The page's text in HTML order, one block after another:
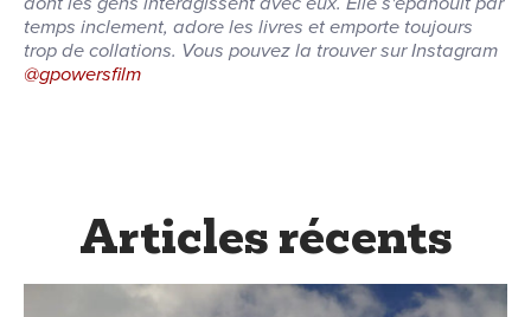
temps inclement, adore les livres et emporte toujours
trop de collations. Vous pouvez la trouver sur Instagram
@gpowersfilm
Articles récents